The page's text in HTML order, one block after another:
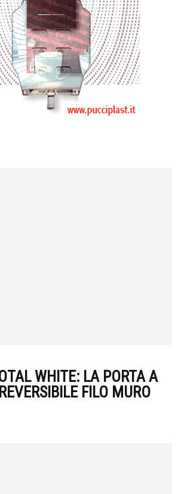
WHITE: LA PORTA A
FILO MURO